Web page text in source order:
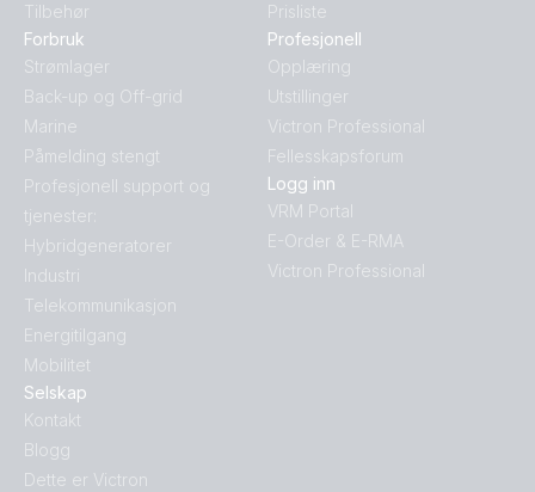
Tilbehør
Forbruk
Strømlager
Back-up og Off-grid
Marine
Påmelding stengt
Profesjonell support og
tjenester:
Hybridgeneratorer
Industri
Telekommunikasjon
Energitilgang
Mobilitet
Selskap
Kontakt
Blogg
Dette er Victron
Prisliste
Profesjonell
Opplæring
Utstillinger
Victron Professional
Fellesskapsforum
Logg inn
VRM Portal
E-Order & E-RMA
Victron Professional